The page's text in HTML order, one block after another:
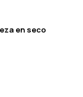
en seco